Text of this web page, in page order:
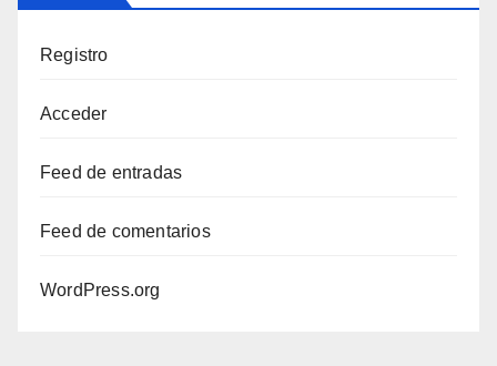
Registro
Acceder
Feed de entradas
Feed de comentarios
WordPress.org